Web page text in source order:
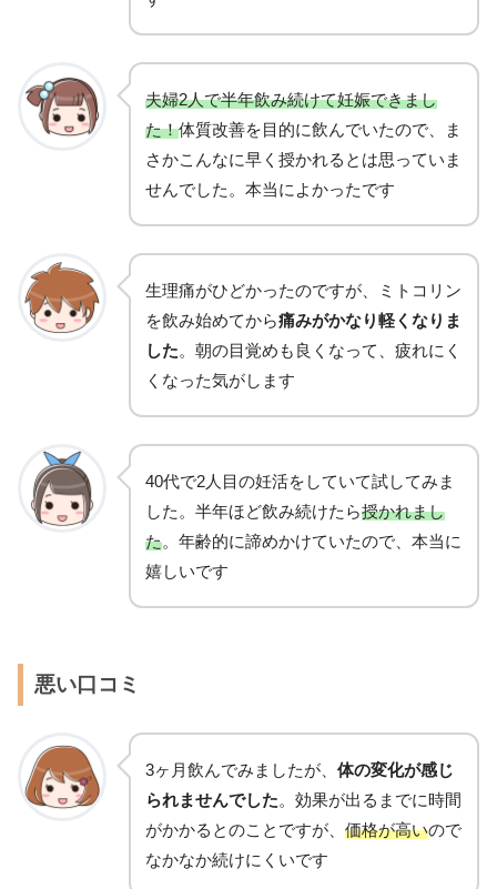
夫婦2人で半年飲み続けて妊娠できまし
た！体質改善を目的に飲んでいたので、ま
さかこんなに早く授かれるとは思っていま
せんでした。本当によかったです
生理痛がひどかったのですが、ミトコリン
を飲み始めてから痛みがかなり軽くなりま
した。朝の目覚めも良くなって、疲れにく
くなった気がします
40代で2人目の妊活をしていて試してみま
した。半年ほど飲み続けたら授かれまし
た。年齢的に諦めかけていたので、本当に
嬉しいです
悪い口コミ
3ヶ月飲んでみましたが、 体の変化が感じ
られませんでした。効果が出るまでに時間
がかかるとのことですが、 価格が高いので
なかなか続けにくいです